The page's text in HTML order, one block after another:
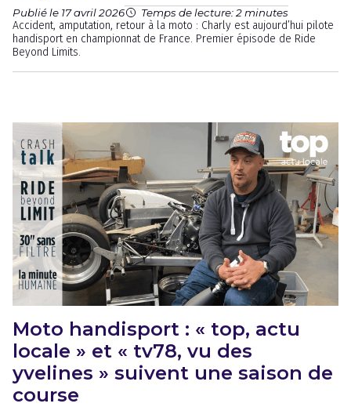
Publié le 17 avril 2026 Temps de lecture: 2 minutes
Accident, amputation, retour à la moto : Charly est aujourd’hui pilote
handisport en championnat de France. Premier épisode de Ride
Beyond Limits.
Moto handisport : « top, actu
locale » et « tv78, vu des
yvelines » suivent une saison de
course